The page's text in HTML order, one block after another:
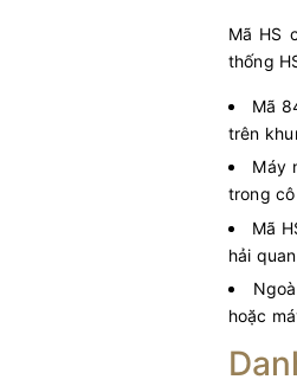
Mã HS
thống
Mã
trên
Máy
trong
Mã
hải
hoặc